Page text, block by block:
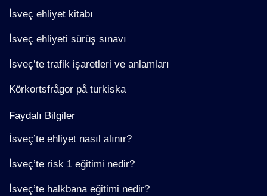
İsveç ehliyet kitabı
İsveç ehliyeti sürüş sınavı
İsveç’te trafik işaretleri ve anlamları
Körkortsfrågor på turkiska
Faydalı Bilgiler
İsveç’te ehliyet nasıl alınır?
İsveç’te risk 1 eğitimi nedir?
İsveç’te halkbana eğitimi nedir?